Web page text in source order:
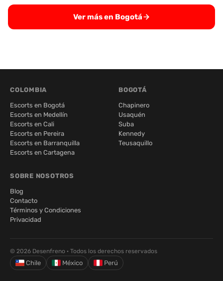
Ver más en Bogotá
COLOMBIA
Escorts en Bogotá
Escorts en Medellín
Escorts en Cali
Escorts en Pereira
Escorts en Barranquilla
Escorts en Cartagena
BOGOTÁ
Chapinero
Usaquén
Suba
Kennedy
Teusaquillo
SOBRE NOSOTROS
Blog
Contacto
Términos y Condiciones
Privacidad
© 2026 Desenfreno · Todos los derechos reservados
Chile México Perú